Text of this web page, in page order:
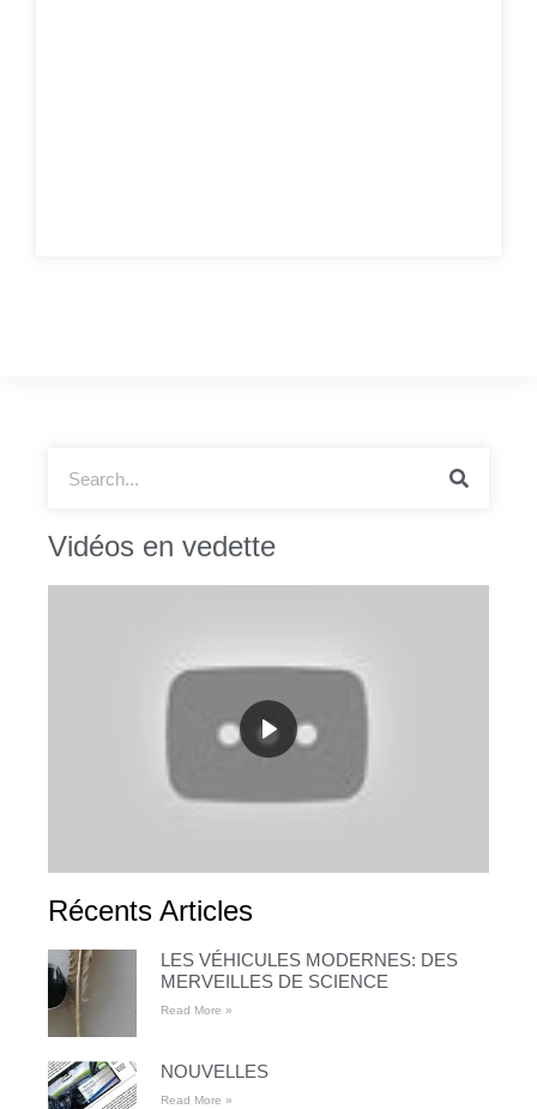
Vidéos en vedette
Récents Articles
LES VÉHICULES MODERNES: DES
MERVEILLES DE SCIENCE
Read More »
NOUVELLES
Read More »